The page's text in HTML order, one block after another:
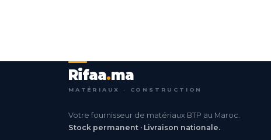
Rifaa.ma
MATÉRIAUX · CONSTRUCTION
Votre fournisseur de matériaux BTP au Maroc.
Stock permanent · Livraison nationale.